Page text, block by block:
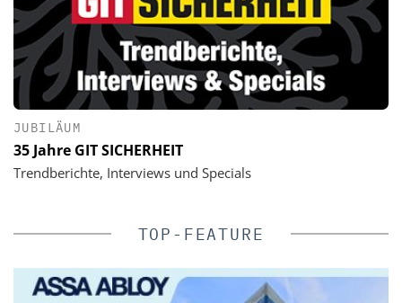
JUBILÄUM
35 Jahre GIT SICHERHEIT
Trendberichte, Interviews und Specials
TOP-FEATURE